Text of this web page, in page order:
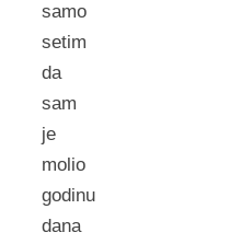
samo
setim
da
sam
je
molio
godinu
dana